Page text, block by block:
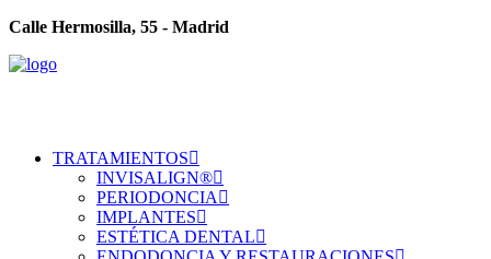
Calle Hermosilla, 55 - Madrid
TRATAMIENTOS
INVISALIGN®
PERIODONCIA
IMPLANTES
ESTÉTICA DENTAL